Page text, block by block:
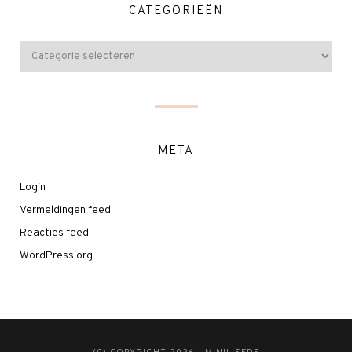
CATEGORIEËN
META
Login
Vermeldingen feed
Reacties feed
WordPress.org